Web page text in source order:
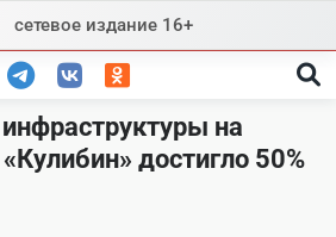
сетевое издание 16+
на
достигло 50%